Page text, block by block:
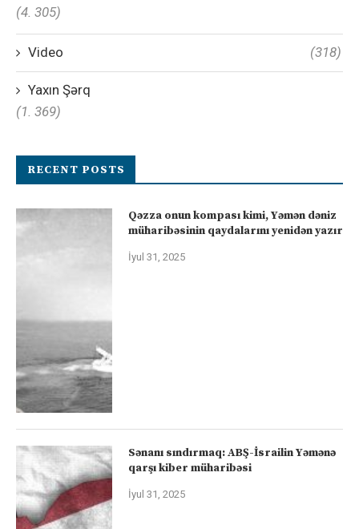
(4. 305)
Video (318)
Yaxın Şərq
(1. 369)
RECENT POSTS
Qəzza onun kompası kimi, Yəmən dəniz
müharibəsinin qaydalarını yenidən yazır
İyul 31, 2025
Sənanı sındırmaq: ABŞ-İsrailin Yəmənə
qarşı kiber müharibəsi
İyul 31, 2025